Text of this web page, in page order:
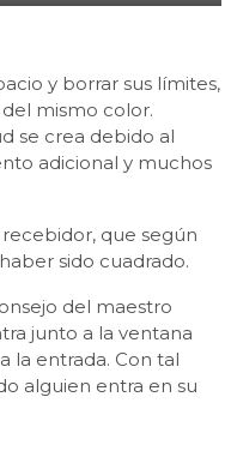
y borrar sus límites,
mismo color.
se crea debido al
adicional y muchos
que según
sido cuadrado.
del maestro
junto a la ventana
la entrada. Con tal
alguien entra en su